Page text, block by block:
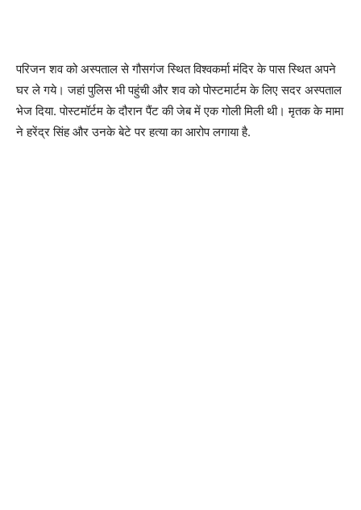
परिजन शव को अस्पताल से गौसगंज स्थित विश्वकर्मा मंदिर के पास स्थित अपने
घर ले गये। जहां पुलिस भी पहुंची और शव को पोस्टमार्टम के लिए सदर अस्पताल
भेज दिया. पोस्टमॉर्टम के दौरान पैंट की जेब में एक गोली मिली थी। मृतक के मामा
ने हरेंद्र सिंह और उनके बेटे पर हत्या का आरोप लगाया है.